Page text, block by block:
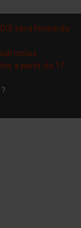
sera fermé du
inclus.
à partir du 17